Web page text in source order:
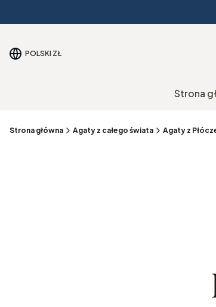
POLSKI ZŁ
Strona
Strona główna Agaty z całego świata Agaty z